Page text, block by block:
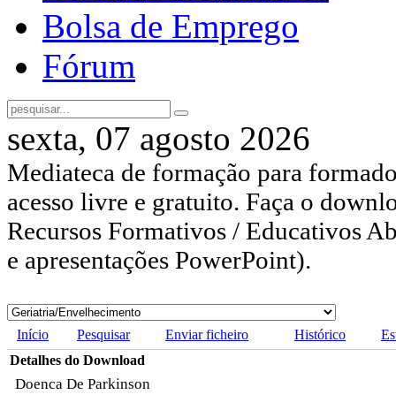
Bolsa de Emprego
Fórum
sexta, 07 agosto 2026
Mediateca de formação para
acesso livre e gratuito. Faça o
Recursos Formativos / Educativos
e apresentações PowerPoint).
Início Pesquisar Enviar ficheiro Histórico
Detalhes do Download
Doenca De Parkinson